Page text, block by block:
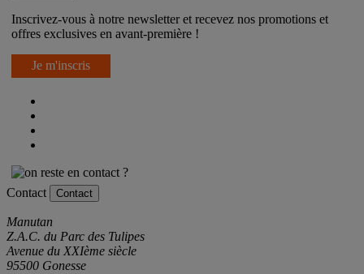
Inscrivez-vous à notre newsletter et recevez nos promotions et
offres exclusives en avant-première !
Je m'inscris
Contact Contact
Manutan
Z.A.C. du Parc des Tulipes
Avenue du XXIème siècle
95500 Gonesse